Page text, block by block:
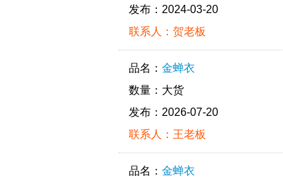
发布：2024-03-20
联系人：贺老板
品名： 金蝉衣
数量：大货
发布：2026-07-20
联系人：王老板
品名： 金蝉衣